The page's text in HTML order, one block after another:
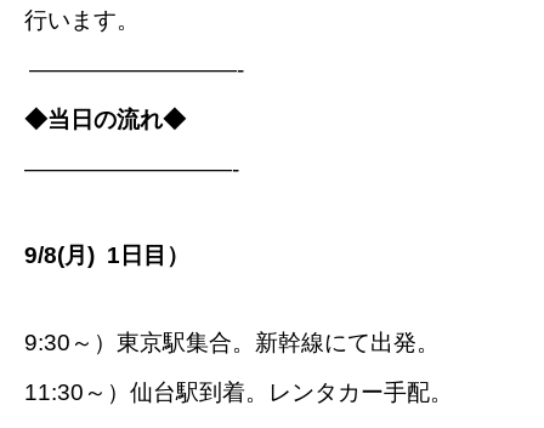
行います。
—————————-
◆当日の流れ◆
—————————-
9/8(月) 1日目）
9:30～）東京駅集合。新幹線にて出発。
11:30～）仙台駅到着。レンタカー手配。